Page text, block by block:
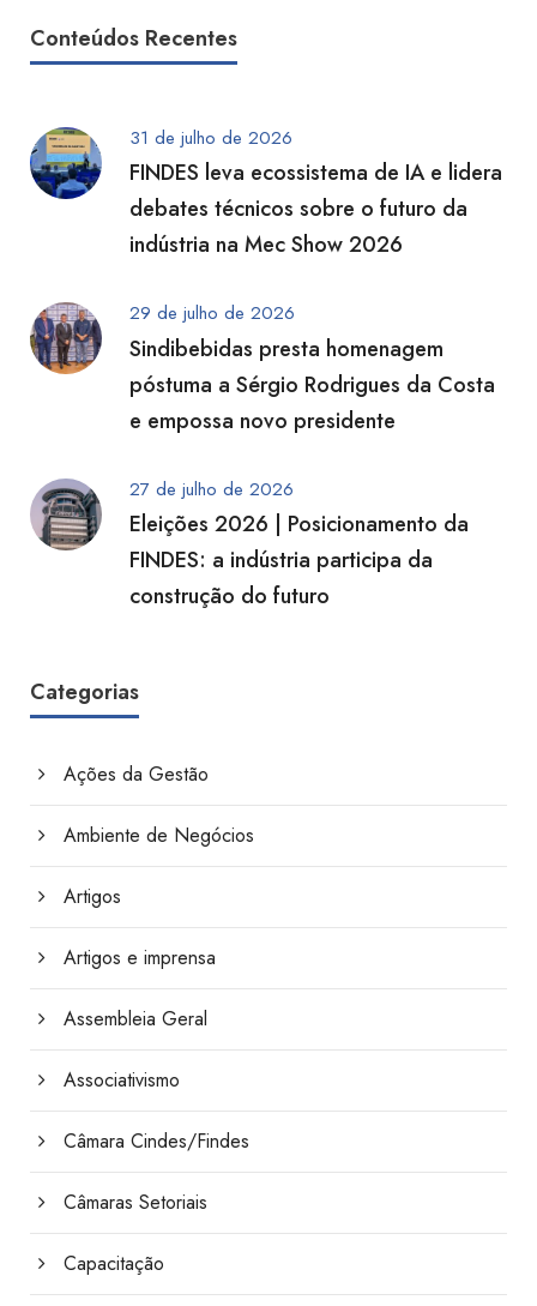
Conteúdos Recentes
31 de julho de 2026
FINDES leva ecossistema de IA e lidera
debates técnicos sobre o futuro da
indústria na Mec Show 2026
29 de julho de 2026
Sindibebidas presta homenagem
póstuma a Sérgio Rodrigues da Costa
e empossa novo presidente
27 de julho de 2026
Eleições 2026 | Posicionamento da
FINDES: a indústria participa da
construção do futuro
Categorias
Ações da Gestão
Ambiente de Negócios
Artigos
Artigos e imprensa
Assembleia Geral
Associativismo
Câmara Cindes/Findes
Câmaras Setoriais
Capacitação